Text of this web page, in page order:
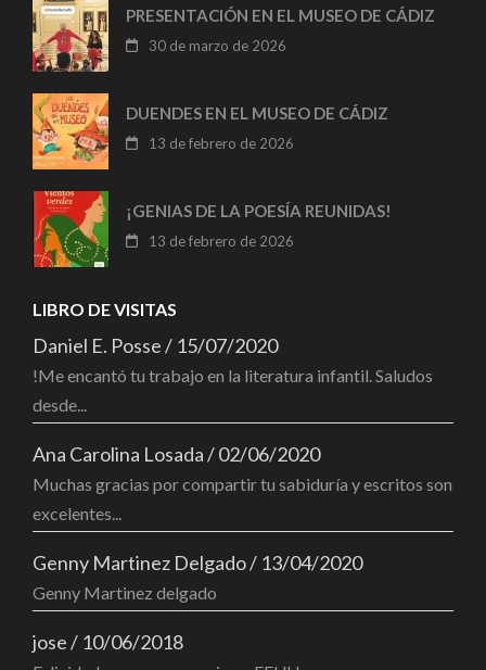
PRESENTACIÓN EN EL MUSEO DE CÁDIZ
30 de marzo de 2026
DUENDES EN EL MUSEO DE CÁDIZ
13 de febrero de 2026
¡GENIAS DE LA POESÍA REUNIDAS!
13 de febrero de 2026
LIBRO DE VISITAS
Daniel E. Posse/ 15/07/2020
!Me encantó tu trabajo en la literatura infantil. Saludos
desde...
Ana Carolina Losada/02/06/2020
Muchas gracias por compartir tu sabiduría y escritos son
excelentes...
Genny Martinez Delgado/ 13/04/2020
Genny Martinez delgado
jose/ 10/06/2018